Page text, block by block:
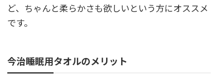
ど、ちゃんと柔らかさも欲しいという方にオススメ
です。
今治睡眠用タオルのメリット